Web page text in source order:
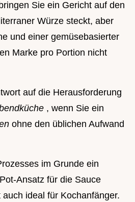
Sie ein Gericht auf den
Würze steckt, aber
und einer gemüsebasierter
Marke pro Portion nicht
auf die Herausforderung
, wenn Sie ein
ohne den üblichen Aufwand
im Grunde ein
Ansatz für die Sauce
ideal für Kochanfänger.